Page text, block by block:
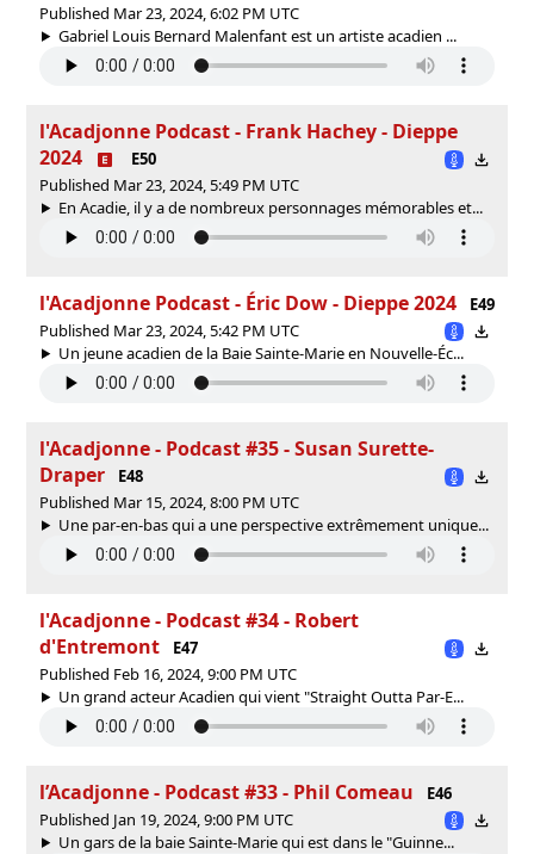
Published Mar 23, 2024, 6:02 PM UTC
Gabriel Louis Bernard Malenfant est un artiste acadien ...
l'Acadjonne Podcast - Frank Hachey - Dieppe
2024
E50
Published Mar 23, 2024, 5:49 PM UTC
En Acadie, il y a de nombreux personnages mémorables et...
l'Acadjonne Podcast - Éric Dow - Dieppe 2024
E49
Published Mar 23, 2024, 5:42 PM UTC
Un jeune acadien de la Baie Sainte-Marie en Nouvelle-Éc...
l'Acadjonne - Podcast #35 - Susan Surette-
Draper
E48
Published Mar 15, 2024, 8:00 PM UTC
Une par-en-bas qui a une perspective extrêmement unique...
l'Acadjonne - Podcast #34 - Robert
d'Entremont
E47
Published Feb 16, 2024, 9:00 PM UTC
Un grand acteur Acadien qui vient "Straight Outta Par-E...
l’Acadjonne - Podcast #33 - Phil Comeau
E46
Published Jan 19, 2024, 9:00 PM UTC
Un gars de la baie Sainte-Marie qui est dans le "Guinne...